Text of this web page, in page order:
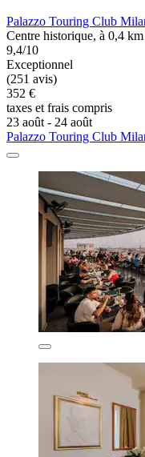
Palazzo Touring Club
Centre historique, à 0,4
9,4/10
Exceptionnel
(251 avis)
352 €
taxes et frais compris
23 août - 24 août
Palazzo Touring Club